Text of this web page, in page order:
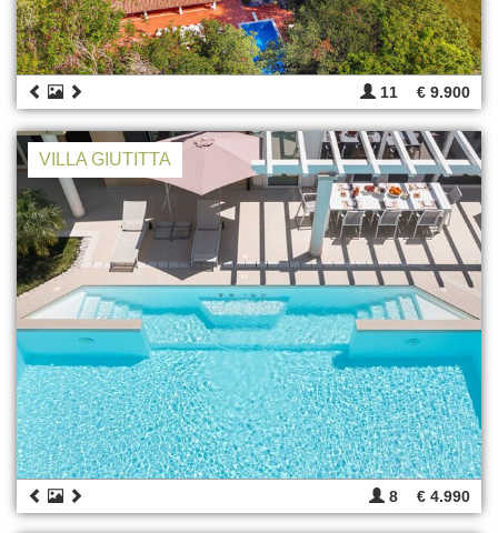
11 € 9.900
VILLA GIUTITTA
8 € 4.990